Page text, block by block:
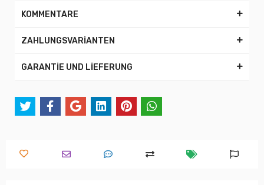
KOMMENTARE
ZAHLUNGSVARİANTEN
GARANTİE UND LİEFERUNG